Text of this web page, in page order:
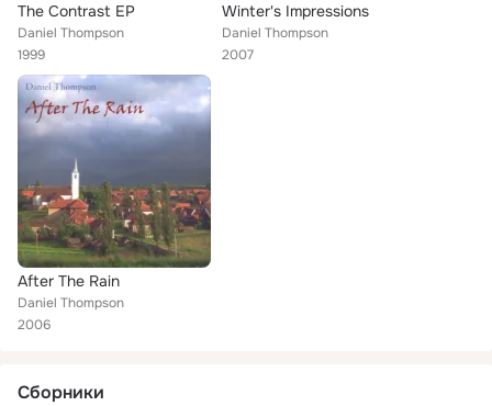
The Contrast EP
Daniel Thompson
1999
Winter's Impressions
Daniel Thompson
2007
After The Rain
Daniel Thompson
2006
Сборники